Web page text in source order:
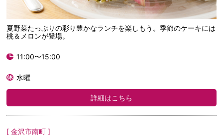
夏野菜たっぷりの彩り豊かなランチを楽しもう。季節のケーキには
桃＆メロンが登場。
11:00〜15:00
水曜
詳細はこちら
[ 金沢市南町 ]